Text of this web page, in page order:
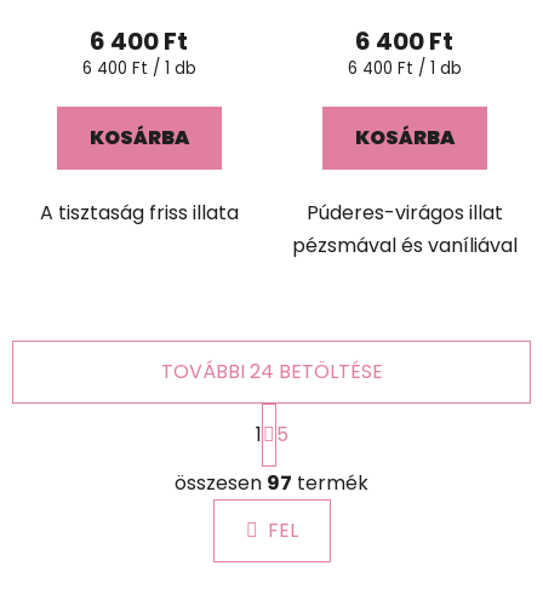
6 400 Ft
Egységár:
6 400 Ft / 1 db
KOSÁRBA
A tisztaság friss illata
6 400 Ft
Egységár:
6 400 Ft / 1 db
KOSÁRBA
Púderes-virágos illat
pézsmával és vaníliával
L
i
s
t
a
TOVÁBBI 24 BETÖLTÉSE
L
a
p
o
z
á
1
5
összesen 97 termék
FEL